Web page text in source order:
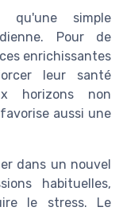
simple
Pour de
enrichissantes
leur santé
horizons non
aussi une
dans un nouvel
habituelles,
le stress. Le